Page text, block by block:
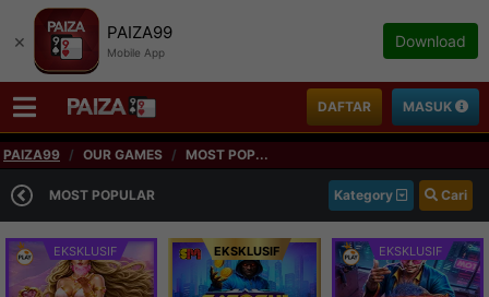
× PAIZA99
Mobile App
Download
DAFTAR MASUK
PAIZA99 OUR GAMES MOST POP...
MOST POPULAR Kategory Cari
EKSKLUSIF EKSKLUSIF EKSKLUSIF